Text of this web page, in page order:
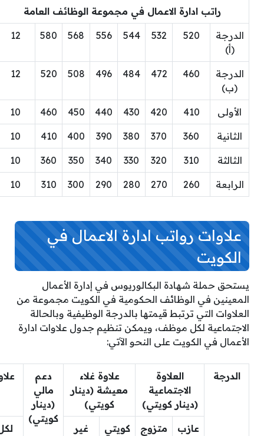
راتب ادارة الاعمال في مجموعة الوظائف العامة
الدرجة
(أ)
520
532
544
556
568
580
12
الدرجة
(ب)
460
472
484
496
508
520
12
الأولى 410
420
430
440
450
460
10
الثانية 360
370
380
390
400
410
10
الثالثة 310
320
330
340
350
360
10
الرابعة 260
270
280
290
300
310
10
علاوات رواتب ادارة الاعمال في
الكويت
يستحق حملة شهادة البكالوريوس في إدارة الأعمال
المعينين في الوظائف الحكومية في الكويت مجموعة من
العلاوات التي ترتبط قيمتها بالدرجة الوظيفية وبالحالة
الاجتماعية لكل موظف، ويمكن تنظيم جدول علاوات ادارة
الأعمال في الكويت على النحو الآتي:
الدرجة
العلاوة
الاجتماعية
(دينار كويتي)
علاوة غلاء
معيشة (دينار
كويتي)
دعم
مالي
(دينار
كويتي)
عازب متزوج كويتي
غير